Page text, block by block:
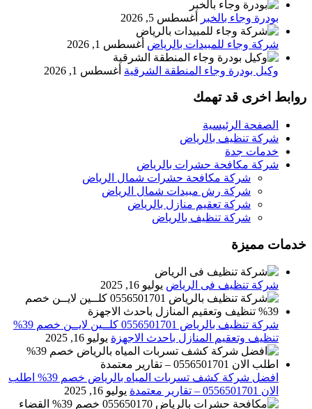
بودرة وجاء بالخبر أغسطس 5, 2026
شركة وجاء للمبيدات بالرياض أغسطس 1, 2026
وكيل بودرة وجاء المنطقة الشرقية أغسطس 1, 2026
روابط اخرى قد تهمك
الصفحة الرئيسية
شركة تنظيف بالرياض
خدمات جدة
شركة مكافحة حشرات بالرياض
شركة مكافحة حشرات شمال الرياض
شركة رش مبيدات شمال الرياض
شركة تعقيم منازل بالرياض
شركة تنظيف بالرياض
خدمات مميزة
شركة تنظيف فى الرياض يوليو 16, 2025
شركة تنظيف بالرياض 0556501701 كلــين لايــن خصم 39%
تنظيف وتعقيم المنازل باحدث الاجهزة يوليو 16, 2025
افضل شركة كشف تسربات المياه بالرياض خصم 39% اطلب
الان 0556501701‬‏ – تقارير معتمدة
يوليو 16, 2025